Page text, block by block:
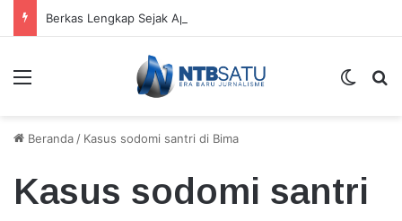
Menu
Beranda / Kasus sodomi santri di Bima
Kasus sodomi santri